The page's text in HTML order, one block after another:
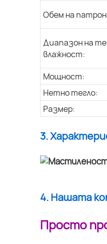
Обем на
Диапазон на
влажност:
Мощност:
Нетно тегло:
Размер:
3.
4. Нашата
Просто